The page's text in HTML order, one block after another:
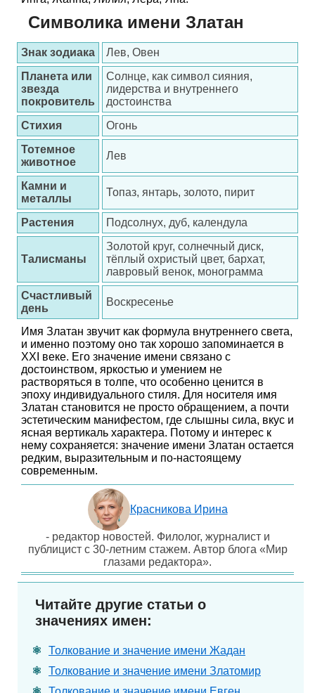
Символика имени Златан
Знак зодиака
Лев, Овен
Планета или
звезда
покровитель
Солнце, как символ сияния,
лидерства и внутреннего
достоинства
Стихия
Огонь
Тотемное
животное
Лев
Камни и
металлы
Топаз, янтарь, золото, пирит
Растения Подсолнух, дуб, календула
Талисманы
Золотой круг, солнечный диск,
тёплый охристый цвет, бархат,
лавровый венок, монограмма
Счастливый
день
Воскресенье
Имя Златан звучит как формула внутреннего света,
и именно поэтому оно так хорошо запоминается в
XXI веке. Его значение имени связано с
достоинством, яркостью и умением не
растворяться в толпе, что особенно ценится в
эпоху индивидуального стиля. Для носителя имя
Златан становится не просто обращением, а почти
эстетическим манифестом, где слышны сила, вкус и
ясная вертикаль характера. Потому и интерес к
нему сохраняется: значение имени Златан остается
редким, выразительным и по-настоящему
современным.
Красникова Ирина
- редактор новостей. Филолог, журналист и
публицист с 30-летним стажем. Автор блога «Мир
глазами редактора».
Читайте другие статьи о
значениях имен:
Толкование и значение имени Жадан
Толкование и значение имени Златомир